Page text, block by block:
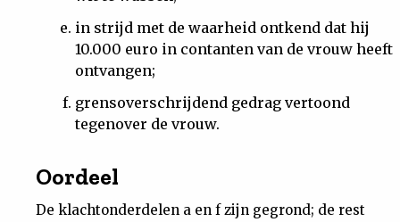
in strijd met de waarheid ontkend dat hij
10.000 euro in contanten van de vrouw heeft
ontvangen;
grensoverschrijdend gedrag vertoond
tegenover de vrouw.
Oordeel
De klachtonderdelen a en f zijn gegrond; de rest